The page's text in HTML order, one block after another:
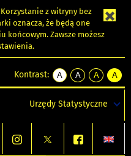
z witryny bez
oznacza, że będą one
końcowym. Zawsze możesz
Kontrast:
A
kontrast
A
kontrast
tekst
czarnym
A
kontrast
tekst
czarnym
A
tekst
żółtym
Urzędy Statystyczne